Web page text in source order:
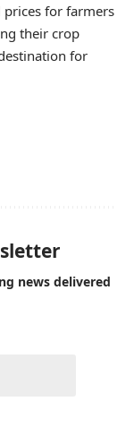
for farmers
their crop
for
news delivered